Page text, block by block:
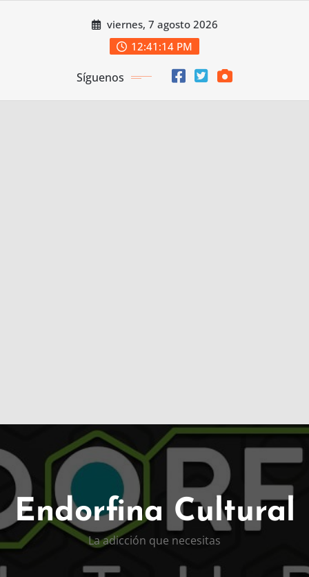
viernes, 7 agosto 2026
12:41:16 PM
Síguenos
Endorfina Cultural
La adicción que necesitas